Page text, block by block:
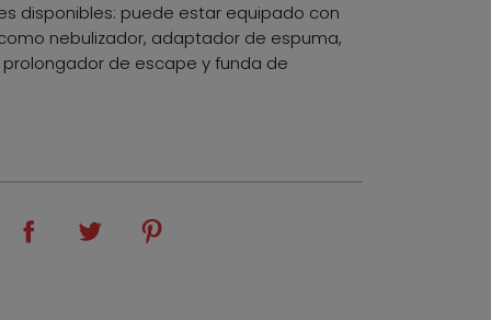
disponibles: puede estar equipado con
nebulizador, adaptador de espuma,
de escape y funda de